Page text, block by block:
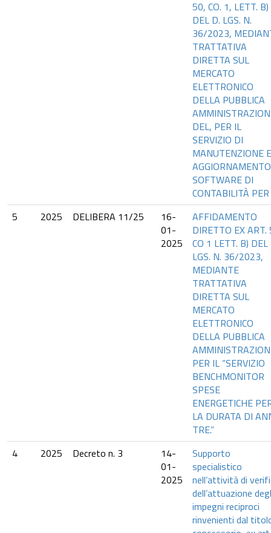
50, CO. 1, LETT. B)
DEL D. LGS. N.
36/2023,
TRATTATIVA
DIRETTA SUL
MERCATO
ELETTRONICO
DELLA PUBBLICA
DEL, PER IL
SERVIZIO DI
MANUTENZIONE
AGGIORNAMENTO
SOFTWARE DI
CONTABILITÀ PER
5
2025 DELIBERA 11/25
16-
01-
2025
AFFIDAMENTO
DIRETTO EX ART.
CO 1 LETT. B) DEL
LGS. N. 36/2023,
MEDIANTE
TRATTATIVA
DIRETTA SUL
MERCATO
ELETTRONICO
DELLA PUBBLICA
PER IL “SERVIZIO
BENCHMONITOR
SPESE
ENERGETICHE
LA DURATA DI
TRE.”
4
2025 Decreto n. 3
14-
01-
2025
Supporto
specialistico
nell’attività di
dell’attuazione
impegni reciproci
rinvenienti dal